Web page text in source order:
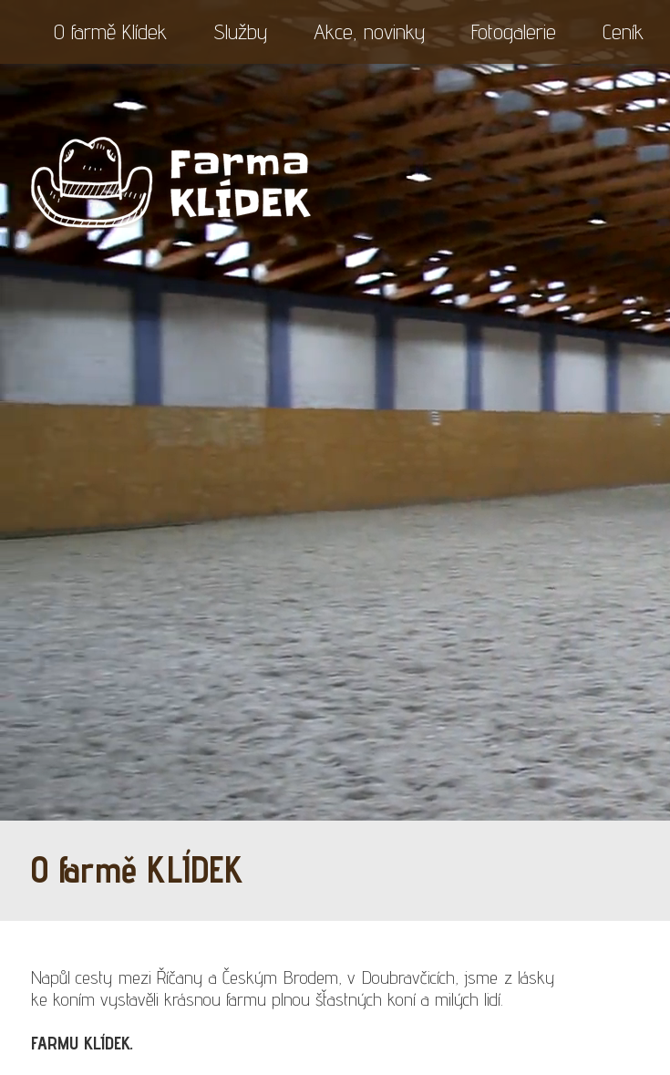
O farmě Klídek Služby Akce, novinky Fotogalerie Ceník
O farmě KLÍDEK
Napůl cesty mezi Říčany a Českým Brodem, v Doubravčicích, jsme z lásky
ke koním vystavěli krásnou farmu plnou šťastných koní a milých lidí.
FARMU KLÍDEK.